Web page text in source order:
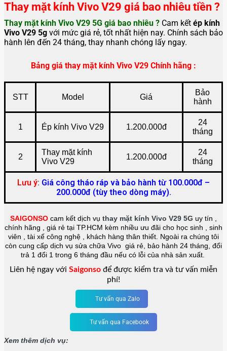
Thay mặt kính Vivo V29 giá bao nhiêu tiền ?
Thay mặt kính Vivo V29 5G giá bao nhiêu ? Cam kết ép kính
Vivo V29 5g với mức giá rẻ, tốt nhất hiện nay. Chính sách bảo
hành lên đến 24 tháng, thay nhanh chóng lấy ngay.
Bảng giá thay mặt kính Vivo V29 Chính hãng :
STT Model Giá
Bảo
hành
1 Ép kính Vivo V29 1.200.000đ
24
tháng
2
Thay mặt kính
Vivo V29
1.200.000đ
24
tháng
Lưu ý: Giá công tháo ráp và bảo hành từ 100.000đ –
200.000đ (tùy theo dòng máy).
SAIGONSO cam kết dịch vụ thay mặt kính Vivo V29 5G uy tín ,
chính hãng , giá rẻ tại TP.HCM kèm nhiều ưu đãi cho học sinh , sinh
viên , tài xế công nghệ , khách hàng thân thiết. Ngoài ra chúng tôi
còn cung cấp dịch vụ sửa chữa Vivo giá rẻ, bảo hành 24 tháng, đổi
trả 1 đổi 1 trong 6 tháng đầu nếu có lỗi của nhà sản xuất.
Liên hệ ngay với Saigonso để được kiểm tra và tư vấn miễn
phí!
Tư vấn qua Zalo
Tư vấn qua Facebook
Xem thêm dịch vụ: